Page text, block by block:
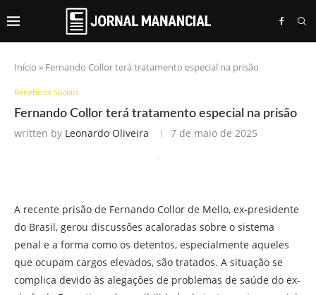
Início » Fernando Collor terá tratamento especial na prisão
Benefícios Sociais
Fernando Collor terá tratamento especial na prisão
written by Leonardo Oliveira 7 de maio de 2025
A recente prisão de Fernando Collor de Mello, ex-presidente
do Brasil, gerou discussões acaloradas sobre o sistema
penal e a forma como os detentos, especialmente aqueles
que ocupam cargos elevados, são tratados. A situação se
complica devido às alegações de problemas de saúde do ex-